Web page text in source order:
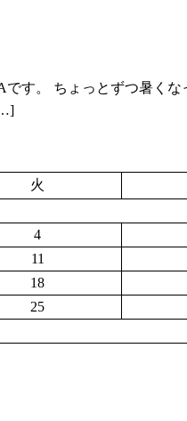
です。 ちょっとずつ暑く
火
4
11
18
25